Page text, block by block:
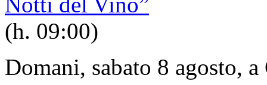
(h. 09:00)
Domani, sabato 8 agosto,